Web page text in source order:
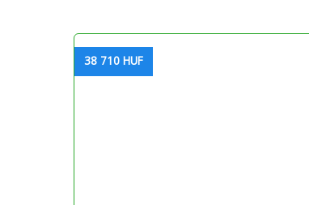
38 710 HUF